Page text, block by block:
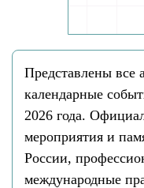
Представлены все
календарные
2026 года.
мероприятия и
России,
международные